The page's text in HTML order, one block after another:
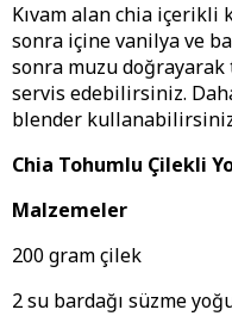
Kıvam alan chia içerikli
sonra içine vanilya ve
sonra muzu
servis edebilirsiniz.
blender
Chia Tohumlu Çilekli
Malzemeler
200 gram çilek
2 su bardağı süzme